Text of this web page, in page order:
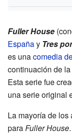
Fuller House
Españay Tres
es unacomedia
continuación de
Esta serie fue
una serie original
La mayoría de los
paraFuller House